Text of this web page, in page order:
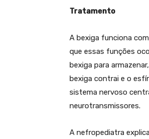
Tratamento
A bexiga funciona
que essas funções
bexiga para
bexiga contrai e o
sistema nervoso
neurotransmissores.
A nefropediatra